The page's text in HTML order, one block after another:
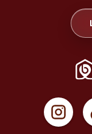
Properti Dijual di
Properti Dijual di
Properti
Properti Dijual di
Properti Dijual di